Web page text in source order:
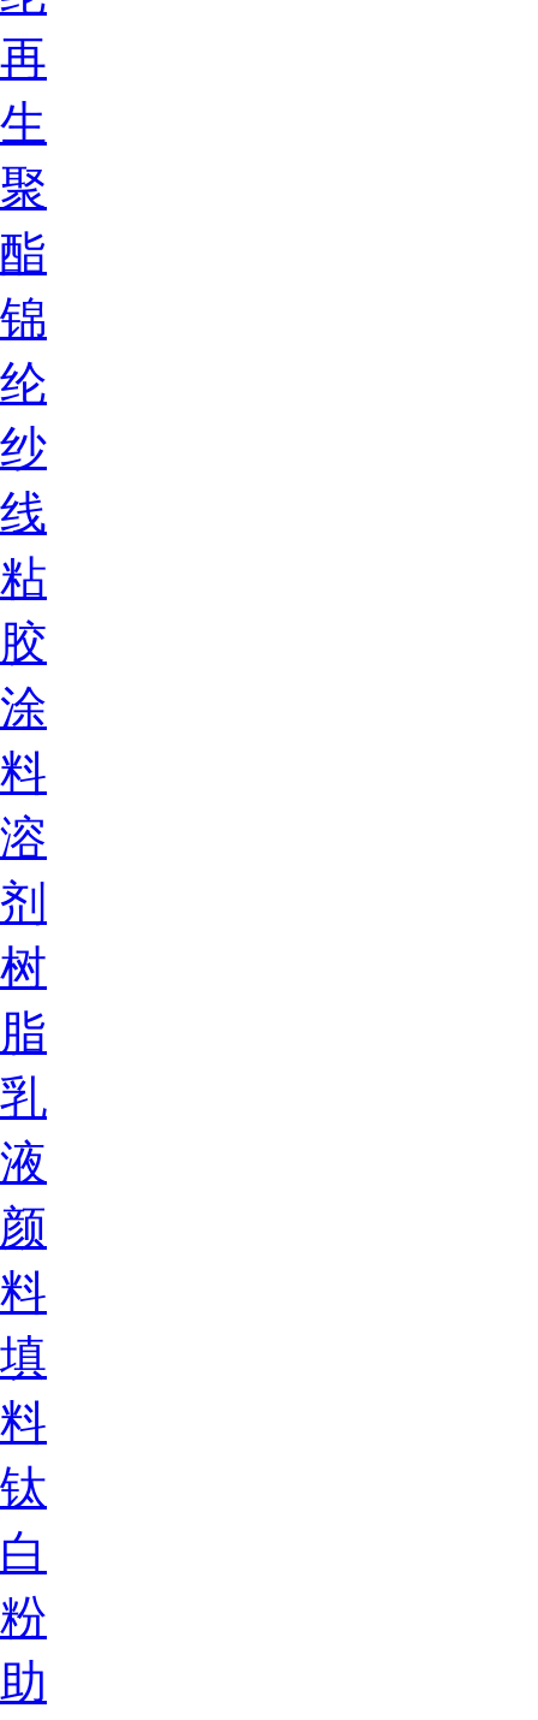
再
生
聚
酯
锦
纶
纱
线
粘
胶
涂
料
溶
剂
树
脂
乳
液
颜
料
填
料
钛
白
粉
助